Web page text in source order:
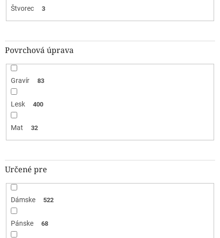
Štvorec 3
Povrchová úprava
Gravír 83
Lesk 400
Mat 32
Určené pre
Dámske 522
Pánske 68